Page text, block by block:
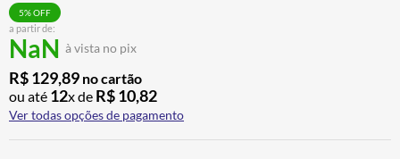
a partir de:
NaN à vista no pix
5% OFF
R$129,89 no cartão
ou até 12x de R$10,82
Ver todas opções de pagamento
7º
8 º AIROH
9º CALÇA
10º BOTAS